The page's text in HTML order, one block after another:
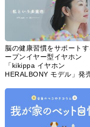
脳の健康習慣をサポート
ープンイヤー型イヤホン
「kikippa イヤホン
HERALBONY モデル」発